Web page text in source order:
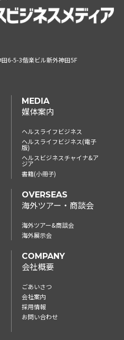
6-5-3偕楽ビル新外神田5F
MEDIA
媒体案内
ヘルスライフビジネス
ヘルスライフビジネス(電子
版)
ヘルスビジネスチャイナ&ア
ジア
書籍(小冊子)
OVERSEAS
海外ツアー・商談会
海外ツアー&商談会
海外展示会
COMPANY
会社概要
ごあいさつ
会社案内
採用情報
お問い合わせ